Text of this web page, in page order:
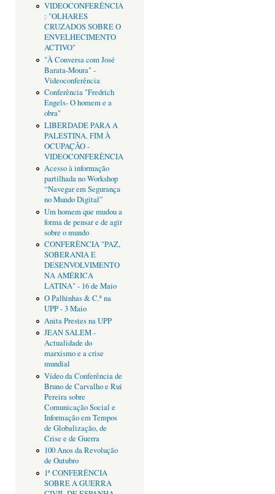
VIDEOCONFERÊNCIA
: "OLHARES
CRUZADOS SOBRE O
ENVELHECIMENTO
ACTIVO"
"À Conversa com José
Barata-Moura" -
Videoconferência
Conferência "Fredrich
Engels- O homem e a
obra"
LIBERDADE PARA A
PALESTINA. FIM À
OCUPAÇÃO -
VIDEOCONFERÊNCIA
Acesso à informação
partilhada no Workshop
“Navegar em Segurança
no Mundo Digital”
Um homem que mudou a
forma de pensar e de agir
sobre o mundo
CONFERÊNCIA "PAZ,
SOBERANIA E
DESENVOLVIMENTO
NA AMÉRICA
LATINA" - 16 de Maio
O Palhinhas & C.ª na
UPP - 3 Maio
Anita Prestes na UPP
JEAN SALEM -
Actualidade do
marxismo e a crise
mundial
Vídeo da Conferência de
Bruno de Carvalho e Rui
Pereira sobre
Comunicação Social e
Informação em Tempos
de Globalização, de
Crise e de Guerra
100 Anos da Revolução
de Outubro
1ª CONFERÊNCIA
SOBRE A GUERRA